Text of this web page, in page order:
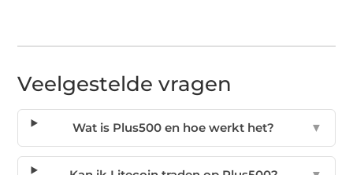
Veelgestelde vragen
Wat is Plus500 en hoe werkt het? ▼